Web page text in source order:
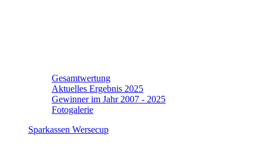
Gesamtwertung
Aktuelles Ergebnis 2025
Gewinner im Jahr 2007 - 2025
Fotogalerie
Sparkassen Wersecup